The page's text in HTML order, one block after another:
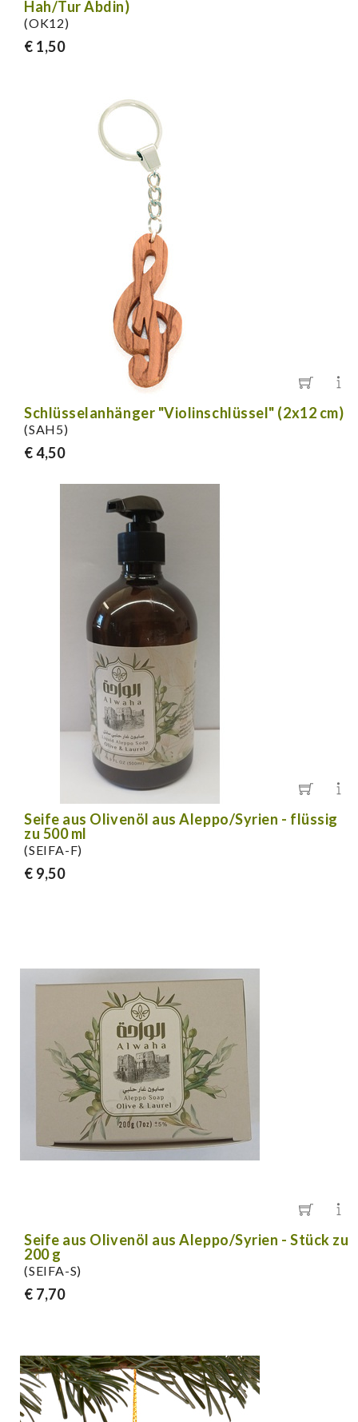
Hah/Tur Abdin)
(OK12)
€ 1,50
Schlüsselanhänger "Violinschlüssel" (2x12 cm)
(SAH5)
€ 4,50
Seife aus Olivenöl aus Aleppo/Syrien - flüssig
zu 500 ml
(SEIFA-F)
€ 9,50
Seife aus Olivenöl aus Aleppo/Syrien - Stück zu
200 g
(SEIFA-S)
€ 7,70